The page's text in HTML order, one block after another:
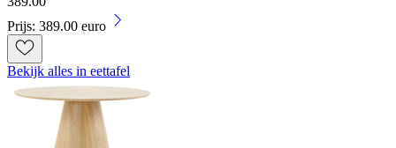
Prijs: 389.00 euro
Bekijk alles in eettafel